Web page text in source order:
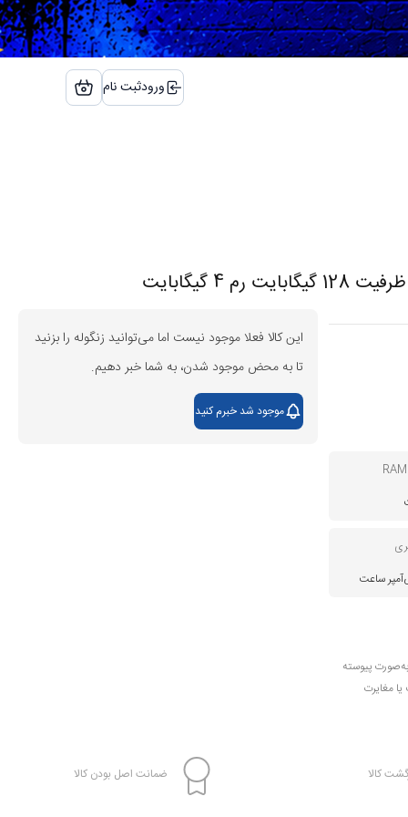
ورودثبت نام
پیوسته
یا مغایرت
این کالا فعلا موجود نیست اما می‌توانید زنگوله را بزنید
تا به محض موجود شدن، به شما خبر دهیم.
موجود شد خبرم کنید
کالا ضمانت اصل بودن کالا